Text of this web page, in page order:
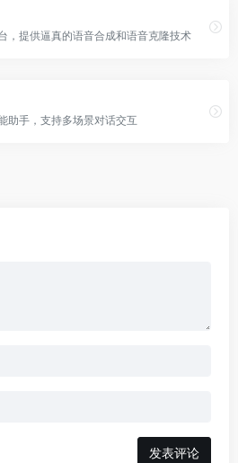
，提供逼真的语音合成和语音克隆技术
助手，支持多场景对话交互
发表评论